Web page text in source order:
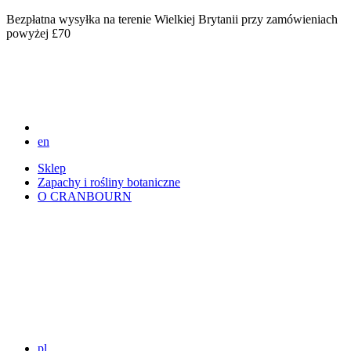
Bezpłatna wysyłka na terenie Wielkiej Brytanii przy zamówieniach
powyżej £70
en
Sklep
Zapachy i rośliny botaniczne
O CRANBOURN
pl